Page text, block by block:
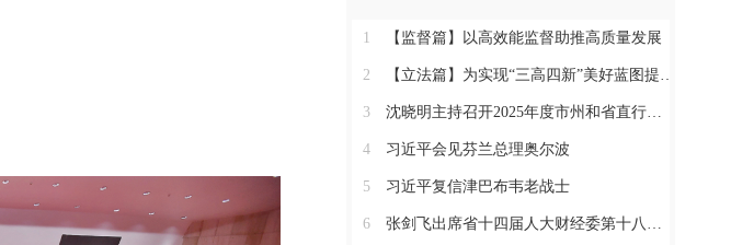
1 【监督篇】以高效能监督助推高质量发展
2 【立法篇】为实现“三高四新”美好蓝图提供坚实法治保障
3 沈晓明主持召开2025年度市州和省直行业系统党（工）委书记抓基层党建工作述职评议会议
4 习近平会见芬兰总理奥尔波
5 习近平复信津巴布韦老战士
6 张剑飞出席省十四届人大财经委第十八次全体会议